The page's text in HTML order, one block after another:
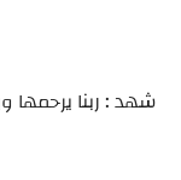
شهد : ربنا يرحمها